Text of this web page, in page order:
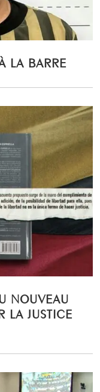
LA BARRE
NOUVEAU
LA JUSTICE